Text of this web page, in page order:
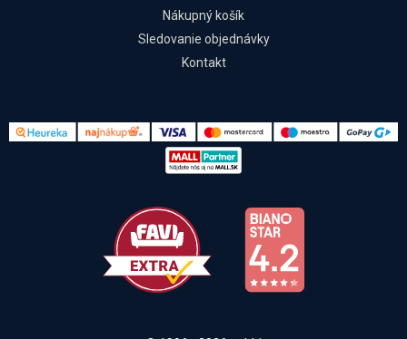
Nákupný košík
Sledovanie objednávky
Kontakt